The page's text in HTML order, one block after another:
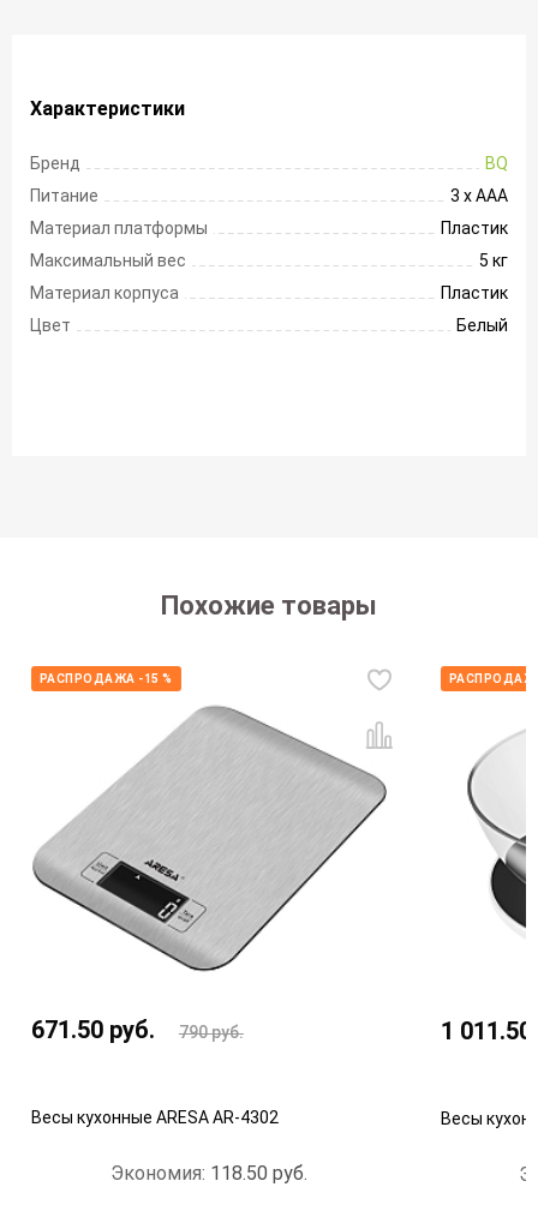
Характеристики
Бренд
BQ
Питание
3 х ААА
Материал платформы
Пластик
Максимальный вес
5 кг
Материал корпуса
Пластик
Цвет
Белый
Похожие товары
РАСПРОДАЖА -15 %
671.50 руб. 790руб.
Весы кухонные ARESA AR-4302
Экономия: 118.50 руб.
1 011.50
Весы